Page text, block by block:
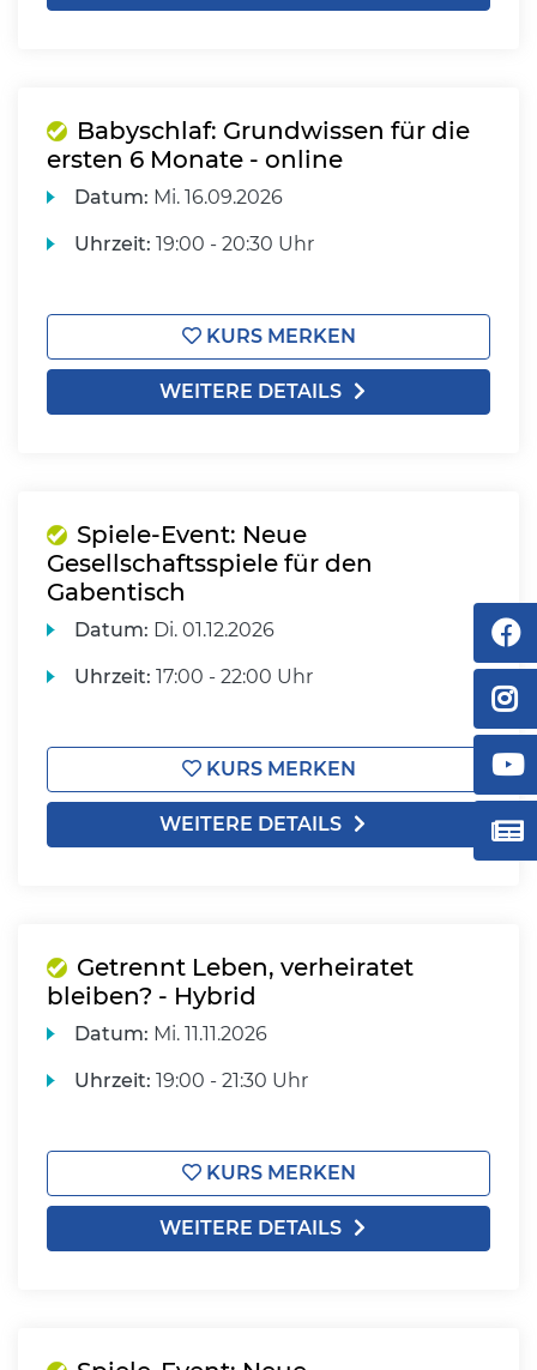
Babyschlaf: Grundwissen für die
ersten 6 Monate - online
Datum: Mi. 16.09.2026
Uhrzeit: 19:00 - 20:30 Uhr
KURS MERKEN
WEITERE DETAILS
Spiele-Event: Neue
Gesellschaftsspiele für den
Gabentisch
Datum: Di. 01.12.2026
Uhrzeit: 17:00 - 22:00 Uhr
KURS MERKEN
WEITERE DETAILS
Getrennt Leben, verheiratet
bleiben? - Hybrid
Datum: Mi. 11.11.2026
Uhrzeit: 19:00 - 21:30 Uhr
KURS MERKEN
WEITERE DETAILS